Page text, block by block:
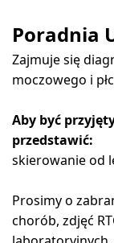
Poradnia
Zajmuje się
moczowego i
Aby być
przedstawić:
skierowanie od
Prosimy o
chorób, zdjęć